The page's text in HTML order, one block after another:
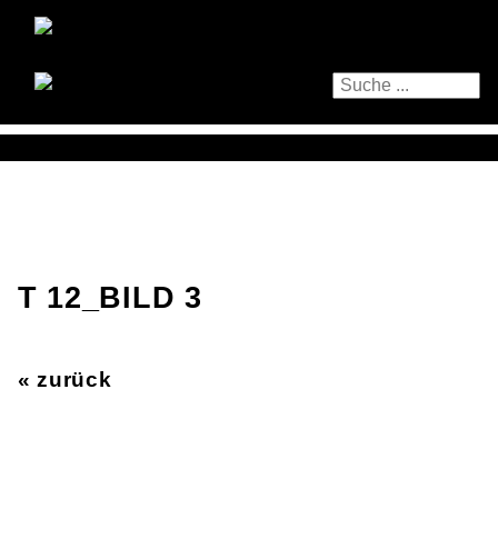
T 12_BILD 3
« zurück